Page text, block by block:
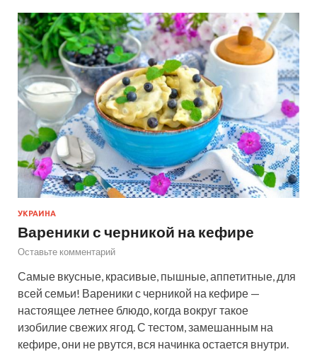
УКРАИНА
Вареники с черникой на кефире
Оставьте комментарий
Самые вкусные, красивые, пышные, аппетитные, для
всей семьи! Вареники с черникой на кефире —
настоящее летнее блюдо, когда вокруг такое
изобилие свежих ягод. С тестом, замешанным на
кефире, они не рвутся, вся начинка остается внутри.